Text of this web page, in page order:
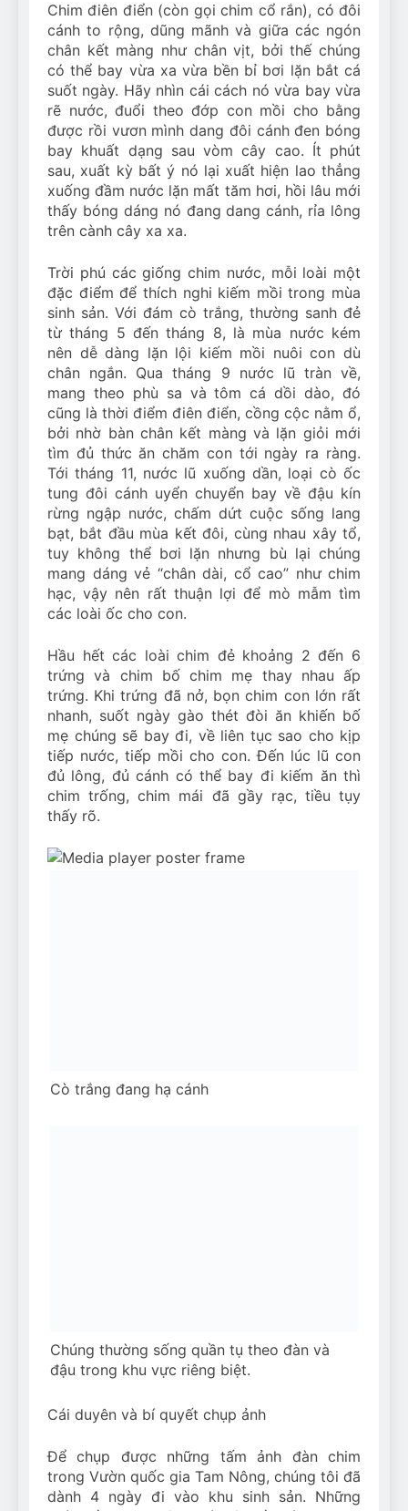
Chim điên điển (còn gọi chim cổ rắn), có đôi
cánh to rộng, dũng mãnh và giữa các ngón
chân kết màng như chân vịt, bởi thế chúng
có thể bay vừa xa vừa bền bỉ bơi lặn bắt cá
suốt ngày. Hãy nhìn cái cách nó vừa bay vừa
rẽ nước, đuổi theo đớp con mồi cho bằng
được rồi vươn mình dang đôi cánh đen bóng
bay khuất dạng sau vòm cây cao. Ít phút
sau, xuất kỳ bất ý nó lại xuất hiện lao thẳng
xuống đầm nước lặn mất tăm hơi, hồi lâu mới
thấy bóng dáng nó đang dang cánh, rỉa lông
trên cành cây xa xa.
Trời phú các giống chim nước, mỗi loài một
đặc điểm để thích nghi kiếm mồi trong mùa
sinh sản. Với đám cò trắng, thường sanh đẻ
từ tháng 5 đến tháng 8, là mùa nước kém
nên dễ dàng lặn lội kiếm mồi nuôi con dù
chân ngắn. Qua tháng 9 nước lũ tràn về,
mang theo phù sa và tôm cá dồi dào, đó
cũng là thời điểm điên điển, cồng cộc nằm ổ,
bởi nhờ bàn chân kết màng và lặn giỏi mới
tìm đủ thức ăn chăm con tới ngày ra ràng.
Tới tháng 11, nước lũ xuống dần, loại cò ốc
tung đôi cánh uyển chuyển bay về đậu kín
rừng ngập nước, chấm dứt cuộc sống lang
bạt, bắt đầu mùa kết đôi, cùng nhau xây tổ,
tuy không thể bơi lặn nhưng bù lại chúng
mang dáng vẻ “chân dài, cổ cao” như chim
hạc, vậy nên rất thuận lợi để mò mẫm tìm
các loài ốc cho con.
Hầu hết các loài chim đẻ khoảng 2 đến 6
trứng và chim bố chim mẹ thay nhau ấp
trứng. Khi trứng đã nở, bọn chim con lớn rất
nhanh, suốt ngày gào thét đòi ăn khiến bố
mẹ chúng sẽ bay đi, về liên tục sao cho kịp
tiếp nước, tiếp mồi cho con. Đến lúc lũ con
đủ lông, đủ cánh có thể bay đi kiếm ăn thì
chim trống, chim mái đã gầy rạc, tiều tụy
thấy rõ.
Cò trắng đang hạ cánh
Chúng thường sống quần tụ theo đàn và
đậu trong khu vực riêng biệt.
Cái duyên và bí quyết chụp ảnh
Để chụp được những tấm ảnh đàn chim
trong Vườn quốc gia Tam Nông, chúng tôi đã
dành 4 ngày đi vào khu sinh sản. Những